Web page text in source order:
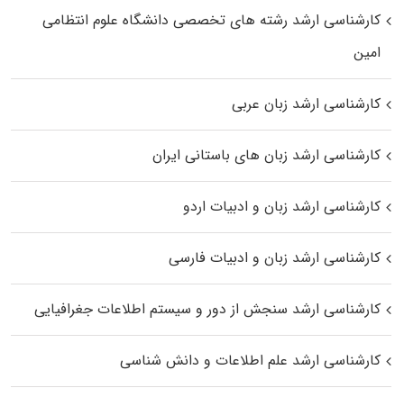
کارشناسی ارشد رﺷﺘﻪ ﻫﺎی تخصصی داﻧﺸﮕﺎه ﻋﻠﻮم انتظامی
اﻣﻴﻦ
کارشناسی ارشد زبان عربی
کارشناسی ارشد زبان‌ های باستانی ایران
کارشناسی ارشد زبان و ادبیات اردو
کارشناسی ارشد زبان و ادبیات فارسی
کارشناسی ارشد سنجش از دور و سیستم اطلاعات جغرافیایی
کارشناسی ارشد علم اطلاعات و دانش شناسی